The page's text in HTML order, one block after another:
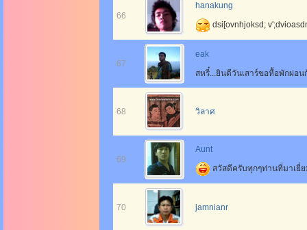
66
hanakung
dsi[ovnhjoksd;
67
eak
สหรี๋...ยินดีวันเสาร์ขอหื้อพักผ่อน
68 วิลาศ
69
Aunt
สวัสดีครับทุกๆท่านที่มาเยี่
70 jamnianr